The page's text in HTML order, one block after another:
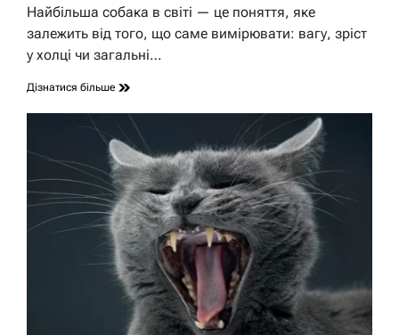
час
Найбільша собака в світі — це поняття, яке
залежить від того, що саме вимірювати: вагу, зріст
у холці чи загальні…
Дізнатися більше